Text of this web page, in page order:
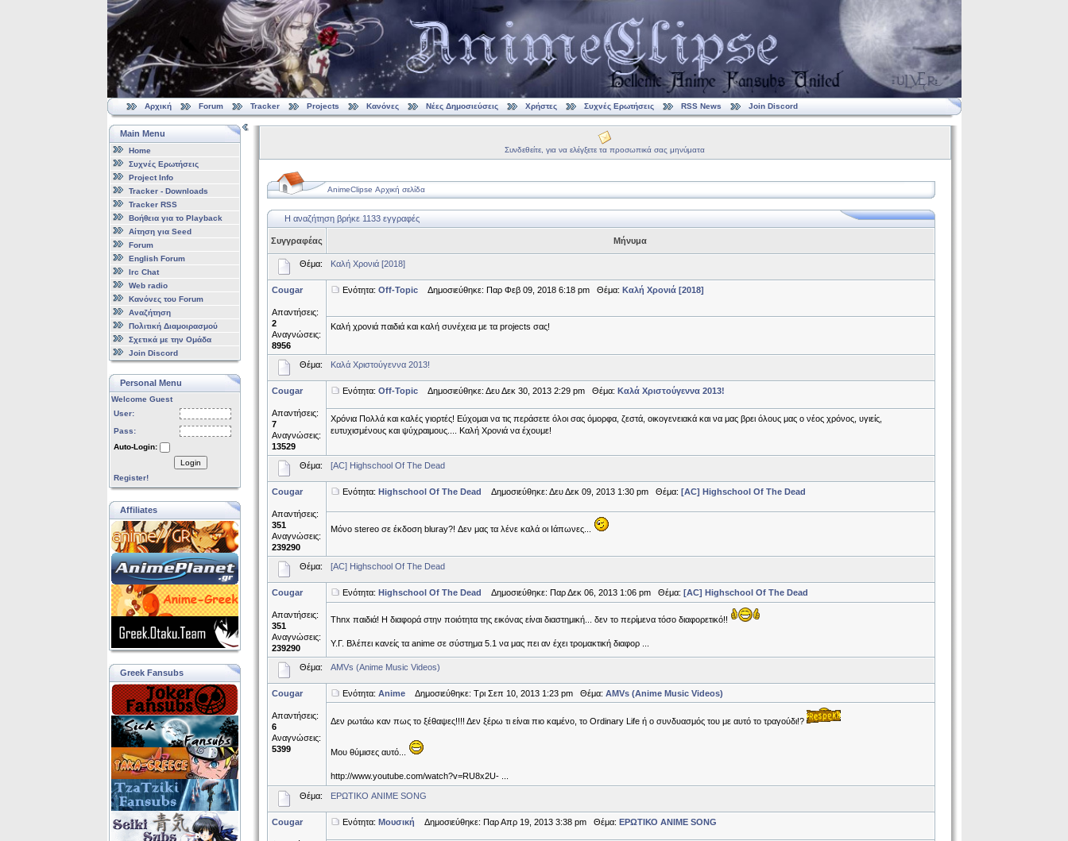
Αρχική Forum Tracker Projects Κανόνες Νέες Δημοσιεύσεις Χρήστες Συχνές Ερωτήσεις RSS News Join Discord
Main Menu
Home
Συχνές Ερωτήσεις
Project Info
Tracker - Downloads
Tracker RSS
Βοήθεια για το Playback
Αίτηση για Seed
Forum
English Forum
Irc Chat
Web radio
Κανόνες του Forum
Αναζήτηση
Πολιτική Διαμοιρασμού
Σχετικά με την Ομάδα
Join Discord
Personal Menu
Welcome Guest
User:
Pass:
Auto-Login:
Login
Register!
Affiliates
Greek Fansubs
Συνδεθείτε, για να ελέγξετε τα προσωπικά σας μηνύματα
AnimeClipse Αρχική σελίδα
Η αναζήτηση βρήκε 1133 εγγραφές
Συγγραφέας Μήνυμα
Θέμα: Καλή Χρονιά [2018]
Cougar
Απαντήσεις:
2
Αναγνώσεις:
8956
Ενότητα: Off-TopicΔημοσιεύθηκε: Παρ Φεβ 09, 2018 6:18 pm Θέμα: Καλή Χρονιά [2018]
Καλή χρονιά παιδιά και καλή συνέχεια με τα projects σας!
Θέμα: Καλά Χριστούγεννα 2013!
Cougar
Απαντήσεις:
7
Αναγνώσεις:
13529
Ενότητα: Off-TopicΔημοσιεύθηκε: Δευ Δεκ 30, 2013 2:29 pm Θέμα: Καλά Χριστούγεννα 2013!
Χρόνια Πολλά και καλές γιορτές! Εύχομαι να τις περάσετε όλοι σας όμορφα, ζεστά, οικογενειακά και να μας βρει όλους μας ο νέος χρόνος, υγιείς,
ευτυχισμένους και ψύχραιμους.... Καλή Χρονιά να έχουμε!
Θέμα: [AC] Highschool Of The Dead
Cougar
Απαντήσεις:
351
Αναγνώσεις:
239290
Ενότητα: Highschool Of The Dead Δημοσιεύθηκε: Δευ Δεκ 09, 2013 1:30 pm Θέμα: [AC] Highschool Of The Dead
Μόνο stereo σε έκδοση bluray?! Δεν μας τα λένε καλά οι Ιάπωνες...
Θέμα: [AC] Highschool Of The Dead
Cougar
Απαντήσεις:
351
Αναγνώσεις:
239290
Ενότητα: Highschool Of The Dead Δημοσιεύθηκε: Παρ Δεκ 06, 2013 1:06 pm Θέμα: [AC] Highschool Of The Dead
Thnx παιδιά! Η διαφορά στην ποιότητα της εικόνας είναι διαστημική... δεν το περίμενα τόσο διαφορετικό!!
Υ.Γ. Βλέπει κανείς τα anime σε σύστημα 5.1 να μας πει αν έχει τρομακτική διαφορ ...
Θέμα: AMVs (Anime Music Videos)
Cougar
Απαντήσεις:
6
Αναγνώσεις:
5399
Ενότητα: AnimeΔημοσιεύθηκε: Τρι Σεπ 10, 2013 1:23 pm Θέμα: AMVs (Anime Music Videos)
Δεν ρωτάω καν πως το ξέθαψες!!!! Δεν ξέρω τι είναι πιο καμένο, το Ordinary Life ή ο συνδυασμός του με αυτό το τραγούδι!?
Μου θύμισες αυτό...
http://www.youtube.com/watch?v=RU8x2U- ...
Θέμα: ΕΡΩΤΙΚΟ ANIME SONG
Cougar Ενότητα: Μουσική Δημοσιεύθηκε: Παρ Απρ 19, 2013 3:38 pm Θέμα: ΕΡΩΤΙΚΟ ANIME SONG